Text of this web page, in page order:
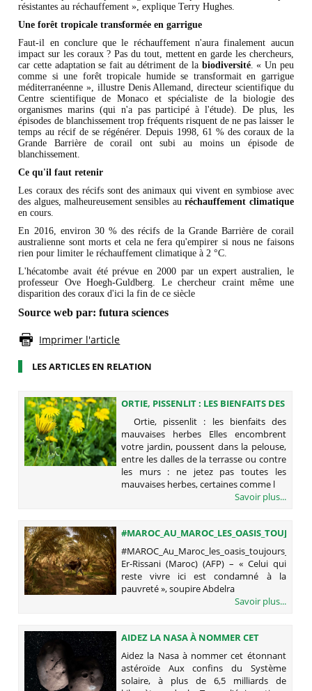
résistantes au réchauffement », explique Terry Hughes.
Une forêt tropicale transformée en garrigue
Faut-il en conclure que le réchauffement n'aura finalement aucun
impact sur les coraux ? Pas du tout, mettent en garde les chercheurs,
car cette adaptation se fait au détriment de la biodiversité. « Un peu
comme si une forêt tropicale humide se transformait en garrigue
méditerranéenne », illustre Denis Allemand, directeur scientifique du
Centre scientifique de Monaco et spécialiste de la biologie des
organismes marins (qui n'a pas participé à l'étude). De plus, les
épisodes de blanchissement trop fréquents risquent de ne pas laisser le
temps au récif de se régénérer. Depuis 1998, 61 % des coraux de la
Grande Barrière de corail ont subi au moins un épisode de
blanchissement.
Ce qu'il faut retenir
Les coraux des récifs sont des animaux qui vivent en symbiose avec
des algues, malheureusement sensibles auréchauffement climatique
en cours.
En 2016, environ 30 % des récifs de la Grande Barrière de corail
australienne sont morts et cela ne fera qu'empirer si nous ne faisons
rien pour limiter le réchauffement climatique à 2 °C.
L'hécatombe avait été prévue en 2000 par un expert australien, le
professeur Ove Hoegh-Guldberg. Le chercheur craint même une
disparition des coraux d'ici la fin de ce siècle
Source web par: futura sciences
Imprimer l'article
LES ARTICLES EN RELATION
ORTIE, PISSENLIT : LES BIENFAITS DES
MAUVAISES HERBES
Ortie, pissenlit : les bienfaits des
mauvaises herbes Elles encombrent
votre jardin, poussent dans la pelouse,
entre les dalles de la terrasse ou contre
les murs : ne jetez pas toutes les
mauvaises herbes, certaines comme l
Savoir plus...
Er-Rissani (Maroc) (AFP) – « Celui qui
reste vivre ici est condamné à la
pauvreté », soupire Abdelra
Savoir plus...
AIDEZ LA NASA À NOMMER CET
ÉTONNANT ASTÉROÏDE
Aidez la Nasa à nommer cet étonnant
astéroïde Aux confins du Système
solaire, à plus de 6,5 milliards de